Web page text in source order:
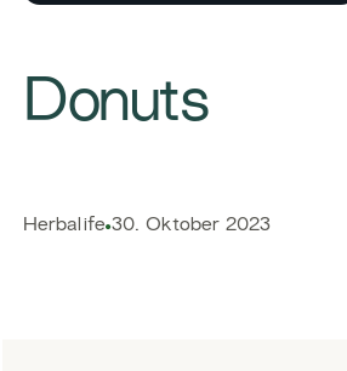
​​Donuts​
​​Herbalife​ 30. Oktober 2023